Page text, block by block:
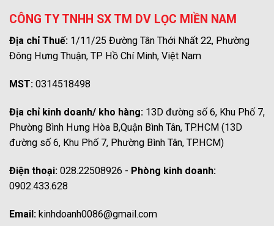
CÔNG TY TNHH SX TM DV LỌC MIỀN NAM
Địa chỉ Thuế: 1/11/25 Đường Tân Thới Nhất 22, Phường
Đông Hưng Thuận, TP Hồ Chí Minh, Việt Nam
MST: 0314518498
Địa chỉ kinh doanh/ kho hàng: 13D đường số 6, Khu Phố 7,
Phường Bình Hưng Hòa B,Quận Bình Tân, TP.HCM (13D
đường số 6, Khu Phố 7, Phường Bình Tân, TP.HCM)
Điện thoại: 028.22508926 - Phòng kinh doanh:
0902.433.628
Email: kinhdoanh0086@gmail.com